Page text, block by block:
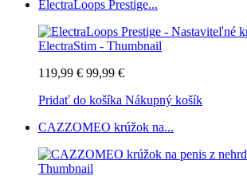
ElectraLoops Prestige...
119,99 € 99,99 €
Pridať do košíka Nákupný košík
CAZZOMEO krúžok na...